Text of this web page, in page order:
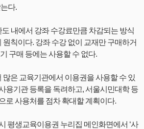
다.
내에서 강좌 수강료만큼 차감되는 방식
원칙이다. 강좌 수강 없이 교재만 구매하거
구매 등에는 사용할 수 없다.
많은 교육기관에서 이용권을 사용할 수 있
용기관 등록을 독려하고, 서울시민대학 등
로 사용처를 점차 확대할 계획이다.
평생교육이용권 누리집 메인화면에서 ‘사